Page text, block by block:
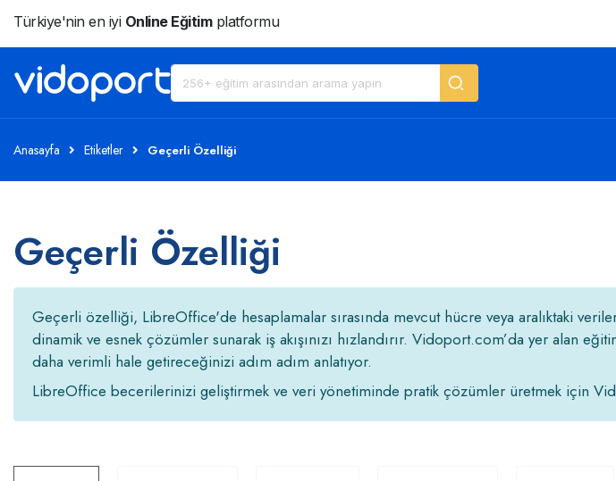
Türkiye'nin en iyi Online Eğitimplatformu
Anasayfa Etiketler Geçerli Özelliği
Geçerli Özelliği
Geçerli özelliği, LibreOffice'de hesaplamalar sırasında mevcut hücre veya aralıktaki
dinamik ve esnek çözümler sunarak iş akışınızı hızlandırır. Vidoport.com’da yer alan
daha verimli hale getireceğinizi adım adım anlatıyor.
LibreOffice becerilerinizi geliştirmek ve veri yönetiminde pratik çözümler üretmek için